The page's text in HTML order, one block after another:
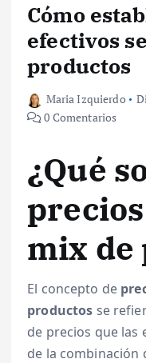
Cómo
efectivos
productos
Maria Izquierdo
0 Comentarios
¿Qué
mix de
El concepto de
productos se
de precios que las
de la combinación